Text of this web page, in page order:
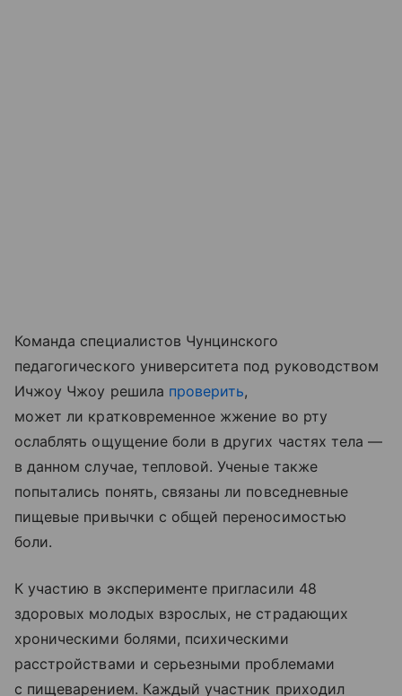
Команда специалистов Чунцинского
педагогического университета под руководством
Ичжоу Чжоу решила проверить,
может ли кратковременное жжение во рту
ослаблять ощущение боли в других частях тела —
в данном случае, тепловой. Ученые также
попытались понять, связаны ли повседневные
пищевые привычки с общей переносимостью
боли.
К участию в эксперименте пригласили 48
здоровых молодых взрослых, не страдающих
хроническими болями, психическими
расстройствами и серьезными проблемами
с пищеварением. Каждый участник приходил